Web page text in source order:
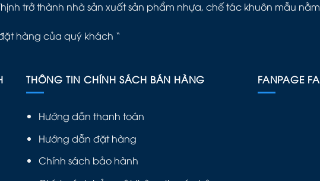
trở thành nhà sản xuất sản phẩm nhựa, chế tác khuôn mẫu
hàng của quý khách “
THÔNG TIN CHÍNH SÁCH BÁN HÀNG
Hướng dẫn thanh toán
Hướng dẫn đặt hàng
Chính sách bảo hành
FANPAGE